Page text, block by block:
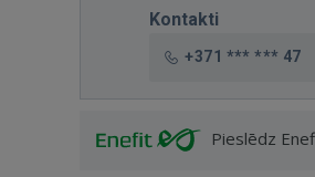
Kontakti
+371 *** *** 47
Pieslēdz